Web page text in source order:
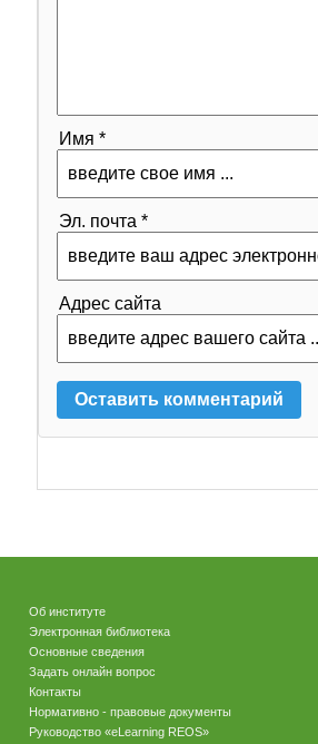
Имя *
Эл. почта *
Адрес сайта
Об институте
Электронная библиотека
Основные сведения
Задать онлайн вопрос
Контакты
Нормативно - правовые документы
Руководство «eLearning REOS»